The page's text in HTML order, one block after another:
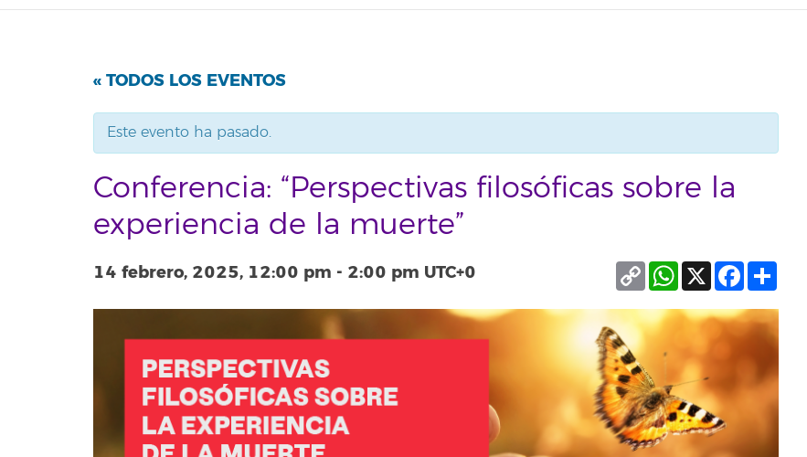
« TODOS LOS EVENTOS
Este evento ha pasado.
Conferencia: “Perspectivas filosóficas sobre la
experiencia de la muerte”
14 febrero, 2025, 12:00 pm - 2:00 pm UTC+0 Facebook
X
WhatsApp
Copy
Link